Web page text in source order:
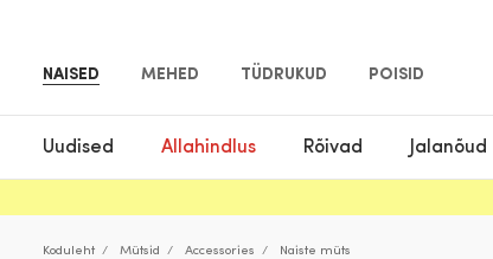
NAISED MEHED TÜDRUKUD POISID
Uudised Allahindlus Rõivad Jalanõud
Koduleht Mütsid Accessories Naiste müts